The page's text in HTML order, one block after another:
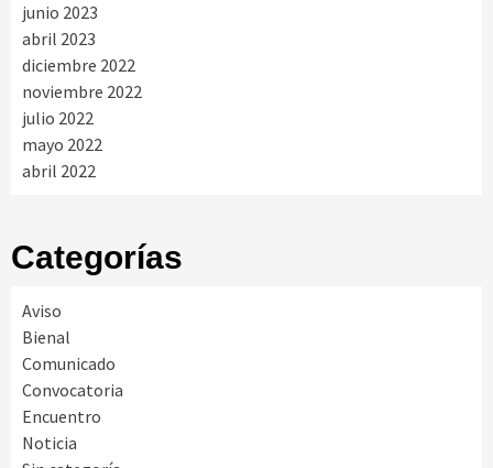
junio 2023
abril 2023
diciembre 2022
noviembre 2022
julio 2022
mayo 2022
abril 2022
Categorías
Aviso
Bienal
Comunicado
Convocatoria
Encuentro
Noticia